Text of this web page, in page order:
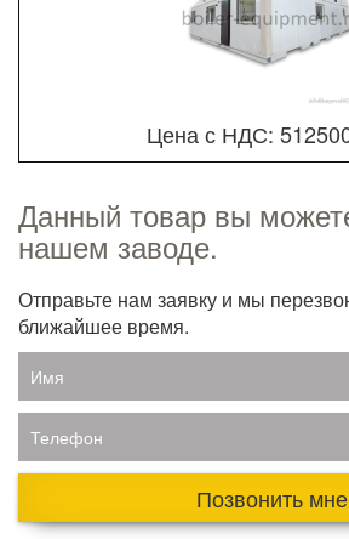
Цена с НДС:
Данный товар вы
нашем заводе.
Отправьте нам заявку и мы
ближайшее время.
Имя
Телефон
Позвонить мне